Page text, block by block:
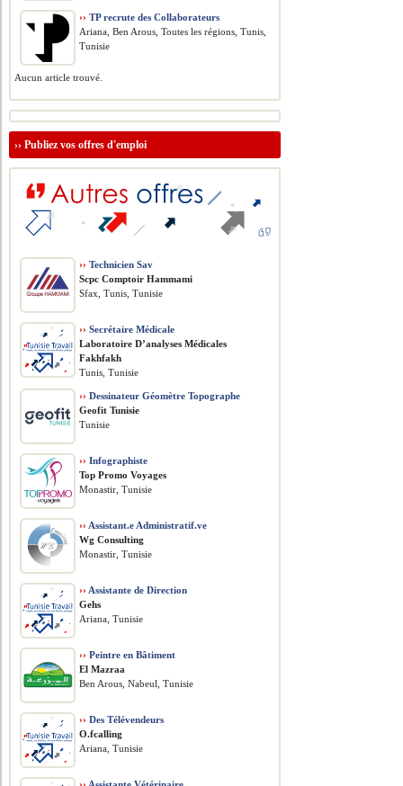
›› TP recrute des Collaborateurs
Ariana, Ben Arous, Toutes les régions, Tunis,
Tunisie
Aucun article trouvé.
››Publiez vos offres d'emploi
›› Technicien Sav
Scpc Comptoir Hammami
Sfax, Tunis, Tunisie
›› Secrétaire Médicale
Laboratoire D’analyses Médicales
Fakhfakh
Tunis, Tunisie
›› Dessinateur Géomètre Topographe
Geofit Tunisie
Tunisie
›› Infographiste
Top Promo Voyages
Monastir, Tunisie
›› Assistant.e Administratif.ve
Wg Consulting
Monastir, Tunisie
›› Assistante de Direction
Gehs
Ariana, Tunisie
›› Peintre en Bâtiment
El Mazraa
Ben Arous, Nabeul, Tunisie
›› Des Télévendeurs
O.fcalling
Ariana, Tunisie